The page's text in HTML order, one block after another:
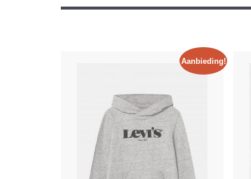
Aanbieding!